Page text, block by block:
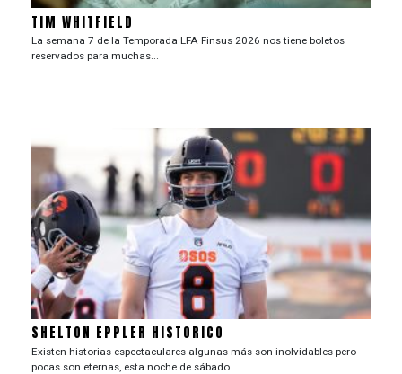
TIM WHITFIELD
La semana 7 de la Temporada LFA Finsus 2026 nos tiene boletos
reservados para muchas...
SHELTON EPPLER HISTORICO
Existen historias espectaculares algunas más son inolvidables pero
pocas son eternas, esta noche de sábado...